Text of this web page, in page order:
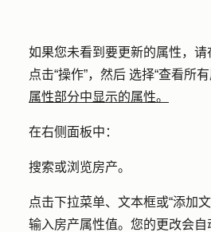
如果您未看到要更新的属性，请
点击“操作”，然后 选择“查看所
属性部分中显示的属性。
在右侧面板中：
搜索或浏览房产。
点击下拉菜单、 文本框或“添加
输入房产属性值。您的更改会自